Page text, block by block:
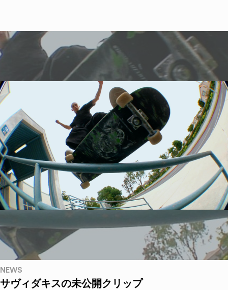
NEWS
サヴィダキスの未公開クリップ